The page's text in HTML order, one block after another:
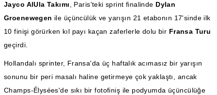
Jayco AlUla Takımı, Paris'teki sprint finalinde Dylan
Groenewegen ile üçüncülük ve yarışın 21 etabonın 17'sinde ilk
10 finişi görürken kıl payı kaçan zaferlerle dolu bir Fransa Turu
geçirdi.
Hollandalı sprinter, Fransa'da üç haftalık acımasız bir yarışın
sonunu bir peri masalı haline getirmeye çok yaklaştı, ancak
Champs-Élysées'de sıkı bir fotofiniş ile podyumda üçüncülüğe